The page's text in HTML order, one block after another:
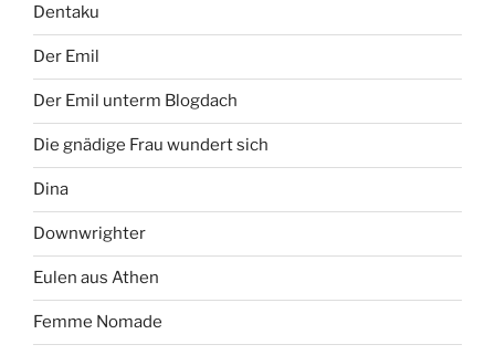
Dentaku
Der Emil
Der Emil unterm Blogdach
Die gnädige Frau wundert sich
Dina
Downwrighter
Eulen aus Athen
Femme Nomade